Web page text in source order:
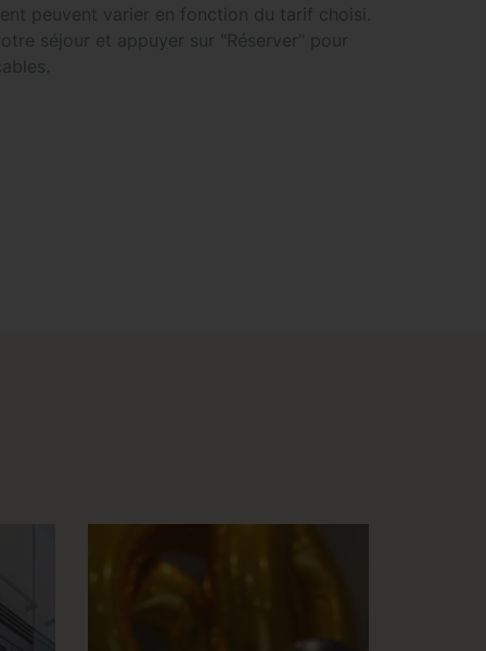
peuvent varier en fonction du tarif choisi.
séjour et appuyer sur "Réserver" pour